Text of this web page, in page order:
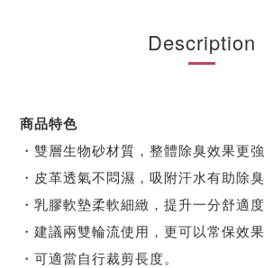
Description
商品特色
・雙層生物砂材質，整體除臭效果更強
・皮革透氣不悶濕，吸附汗水有助除臭
・乳膠軟墊柔軟細緻，提升一分舒適度
・建議兩雙輪流使用，更可以常保效果
・可適當自行裁剪長度。